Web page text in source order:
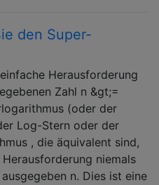
den Super-
Herausforderung
Zahl n &gt;=
(oder der
Log-Stern oder der
, die äquivalent sind,
niemals
n. Dies ist eine